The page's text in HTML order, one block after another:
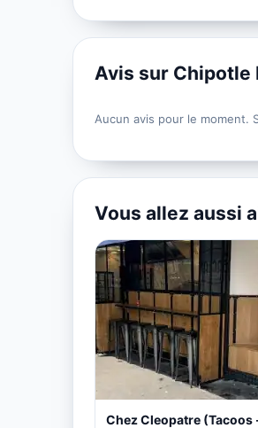
Avis sur Chipotle
Aucun avis pour le moment.
Vous allez aussi
Chez Cleopatre (Tacoos